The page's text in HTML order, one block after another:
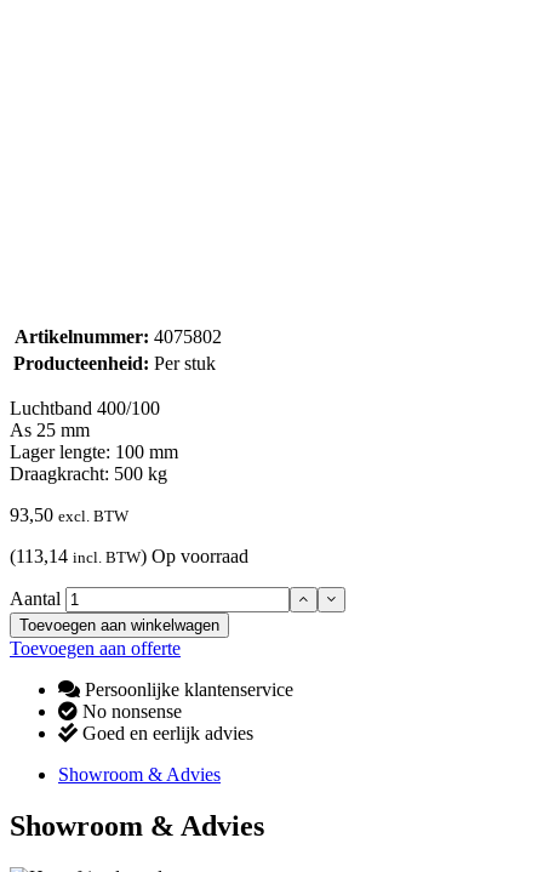
Artikelnummer: 4075802
Producteenheid: Per stuk
Luchtband 400/100
As 25 mm
Lager lengte: 100 mm
Draagkracht: 500 kg
93,50 excl. BTW
(113,14 incl. BTW) Op voorraad
Aantal
Toevoegen aan winkelwagen
Toevoegen aan offerte
Persoonlijke klantenservice
No nonsense
Goed en eerlijk advies
Showroom & Advies
Showroom & Advies